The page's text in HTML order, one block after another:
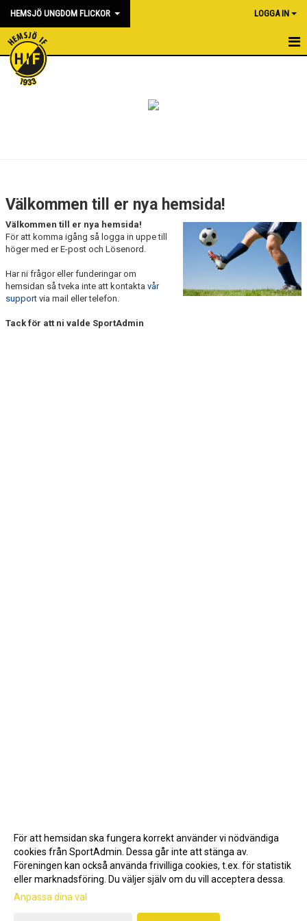
HEMSJÖ UNGDOM FLICKOR LOGGA IN
HEM
KONTAKT
Välkommen till er nya hemsida!
Välkommen till er nya hemsida!
För att komma igång så logga in uppe till
höger med er E-post och Lösenord.
Har ni frågor eller funderingar om
hemsidan så tveka inte att kontakta vår
support via mail eller telefon.
Tack för att ni valde SportAdmin
Gå till Webbversion
För att hemsidan ska fungera korrekt använder vi nödvändiga
cookies från SportAdmin. Dessa går inte att stänga av.
Föreningen kan också använda frivilliga cookies, t.ex. för statistik
eller marknadsföring. Du väljer själv om du vill acceptera dessa.
Anpassa dina val